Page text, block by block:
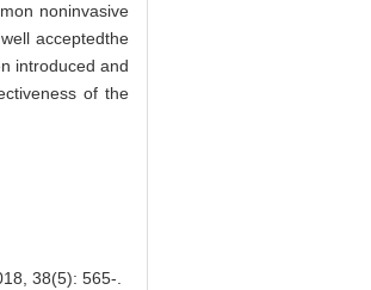
noninvasive
acceptedthe
introduced and
of the
38(5): 565-.